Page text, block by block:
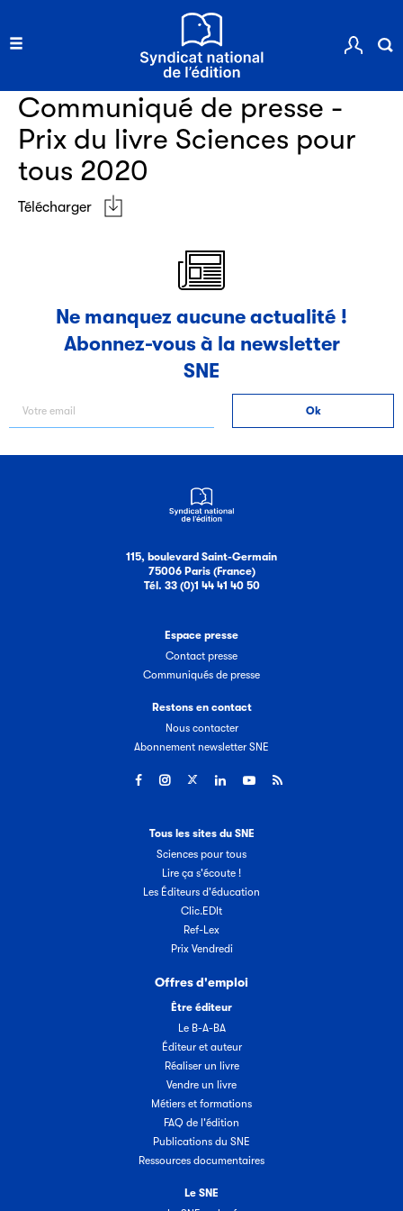
Communiqué de presse -
Prix du livre Sciences pour
tous 2020
Télécharger
Ne manquez aucune actualité !
Abonnez-vous à la newsletter
SNE
115, boulevard Saint-Germain
75006 Paris (France)
Tél. 33 (0)1 44 41 40 50
Espace presse
Contact presse
Communiqués de presse
Restons en contact
Nous contacter
Abonnement newsletter SNE
Tous les sites du SNE
Sciences pour tous
Lire ça s'écoute !
Les Éditeurs d'éducation
Clic.EDIt
Ref-Lex
Prix Vendredi
Offres d'emploi
Être éditeur
Le B-A-BA
Éditeur et auteur
Réaliser un livre
Vendre un livre
Métiers et formations
FAQ de l'édition
Publications du SNE
Ressources documentaires
Le SNE
Clic.EDIt, pour faciliter les échanges informatisés entre
tous les acteurs de la filière de la fabrication de livres.
Le jeu de lecture à voix haute gratuit et ouvert à tous les
enfants de CM1 et de CM2.
Partenaire
Filéas est une plateforme en ligne destinée à l’ensemble
des acteurs de la filière du livre. Suivez les ventes de vos